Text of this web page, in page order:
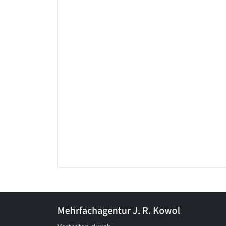
Mehrfachagentur J. R. Kowol